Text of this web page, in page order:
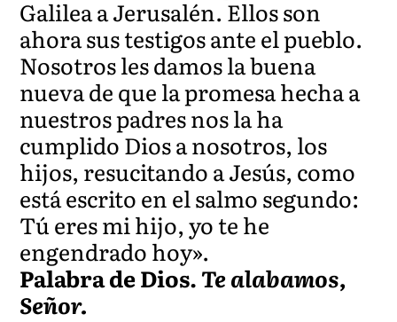
Galilea a Jerusalén. Ellos son
ahora sus testigos ante el pueblo.
Nosotros les damos la buena
nueva de que la promesa hecha a
nuestros padres nos la ha
cumplido Dios a nosotros, los
hijos, resucitando a Jesús, como
está escrito en el salmo segundo:
Tú eres mi hijo, yo te he
engendrado hoy».
Palabra de Dios.Te alabamos,
Señor.